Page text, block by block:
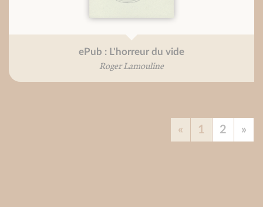
ePub : L'horreur du vide
Roger Lamouline
« 1 2 »